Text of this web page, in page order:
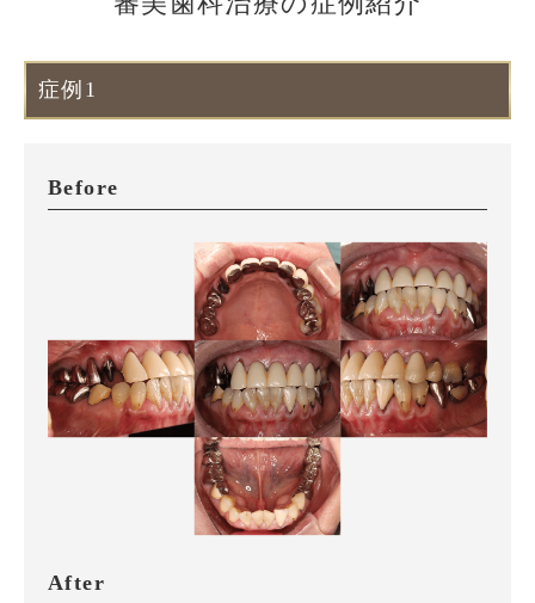
症例1
Before
After